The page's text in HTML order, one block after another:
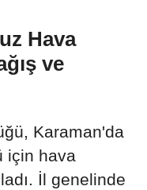
Hava
ve
Karaman'da
için hava
İl genelinde